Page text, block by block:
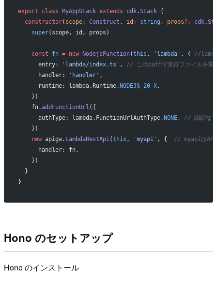
export class MyAppStack extends cdk.Stack {
  constructor
( scope: Construct , id : string , props?: cdk.
    super
(scope, id, props)
    const
fn = new NodejsFunction(this , 'lambda' , { //
      entry:
'lambda/index.ts' , // このpathで実行ファイルを変
      handler:
'handler' ,
      runtime: lambda.Runtime.
NODEJS_20_X,
    })
    fn.
addFunctionUrl ({
      authType: lambda.FunctionUrlAuthType.
NONE, // 認証なし
    })
    new
apigw. LambdaRestApi(this , 'myapi' , { // myapiはAPI
      handler: fn,
    })
  }
}
Hono のセットアップ
Hono のインストール